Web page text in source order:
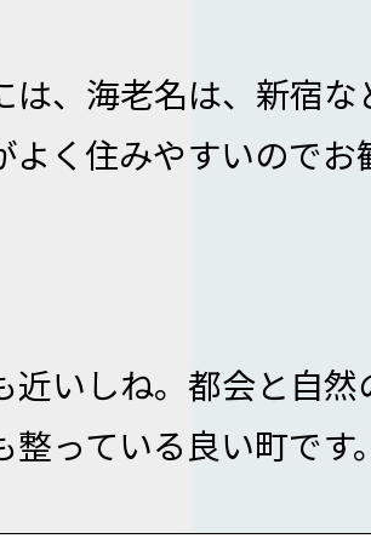
は、海老名は、新宿
よく住みやすいのでお
近いしね。都会と自
整っている良い町です